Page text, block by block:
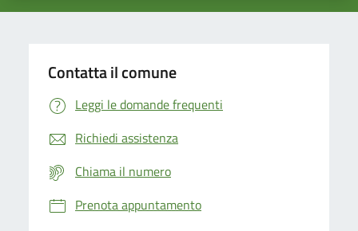
Contatta il comune
Leggi le domande frequenti
Richiedi assistenza
Chiama il numero
Prenota appuntamento